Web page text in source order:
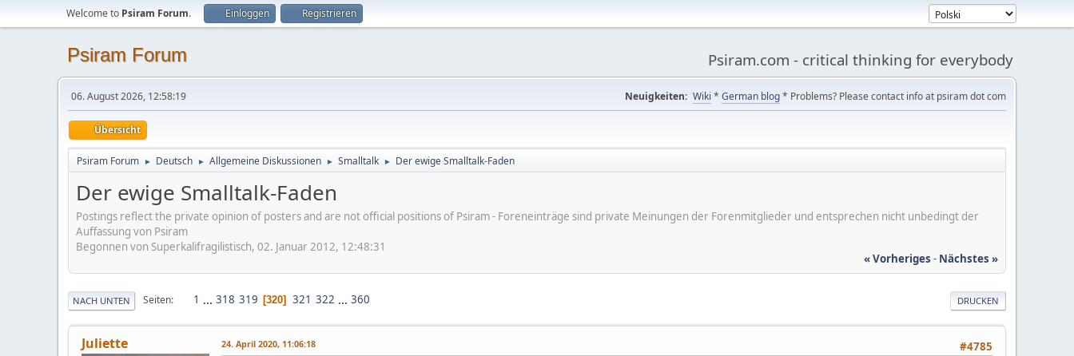
Welcome to Psiram Forum. Einloggen Registrieren
Psiram Forum Psiram.com - critical thinking for everybody
06. August 2026, 12:58:19 Neuigkeiten: Wiki * German blog* Problems? Please contact info at psiram dot com
Übersicht
Psiram Forum ► Deutsch ► Allgemeine Diskussionen ► Smalltalk ► Der ewige Smalltalk-Faden
Der ewige Smalltalk-Faden
Postings reflect the private opinion of posters and are not official positions of Psiram - Foreneinträge sind private Meinungen der Forenmitglieder und entsprechen nicht unbedingt der
Auffassung von Psiram
Begonnen von Superkalifragilistisch, 02. Januar 2012, 12:48:31
« Vorheriges - Nächstes »
DRUCKEN
NACH UNTEN Seiten 1 ... 318 319 320 321 322 ... 360
Juliette #4785
24. April 2020, 11:06:18